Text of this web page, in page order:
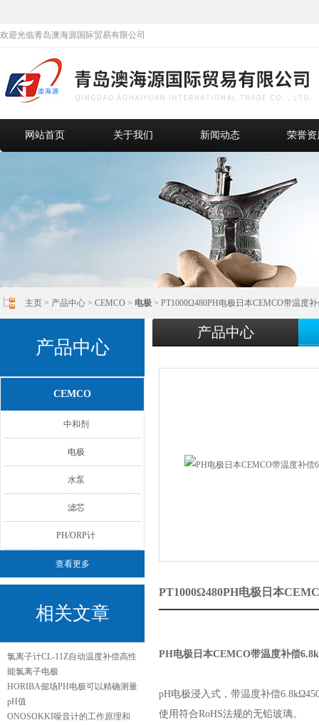
欢迎光临青岛澳海源国际贸易有限公司
网站首页 关于我们 新闻动态 荣誉资
主页 > 产品中心 > CEMCO > 电极 > PT1000Ω480PH电极日本CEMCO带温度
产品中心
CEMCO
中和剂
电极
水泵
滤芯
PH/ORP计
查看更多
相关文章
氯离子计CL-11Z自动温度补偿高性
能氯离子电极
HORIBA倔场PH电极可以精确测量
pH值
ONOSOKKI噪音计的工作原理和
产品中心
PT1000Ω480PH电极日本
PH电极日本CEMCO带温度补偿
pH电极浸入式，带温度补偿
使用符合RoHS法规的无铅玻璃。